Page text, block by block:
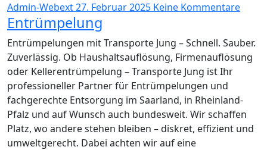
Admin-Webext27. Februar 2025 Keine Kommentare
Entrümpelung
Entrümpelungen mit Transporte Jung – Schnell. Sauber.
Zuverlässig. Ob Haushaltsauflösung, Firmenauflösung
oder Kellerentrümpelung – Transporte Jung ist Ihr
professioneller Partner für Entrümpelungen und
fachgerechte Entsorgung im Saarland, in Rheinland-
Pfalz und auf Wunsch auch bundesweit. Wir schaffen
Platz, wo andere stehen bleiben – diskret, effizient und
umweltgerecht. Dabei achten wir auf eine